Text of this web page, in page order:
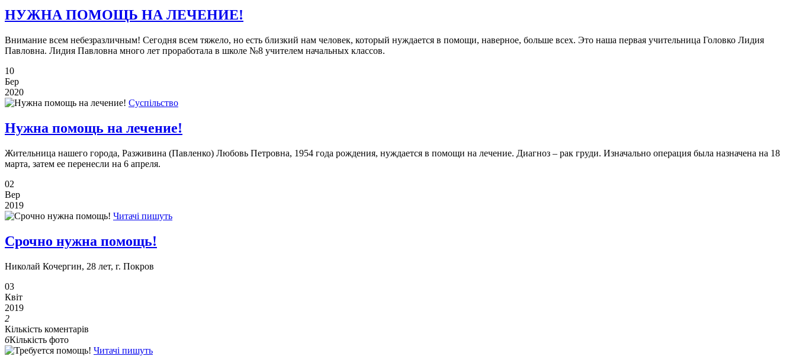
НУЖНА ПОМОЩЬ НА ЛЕЧЕНИЕ!
Внимание всем небезразличным! Сегодня всем тяжело, но есть близкий нам человек, который нуждается в помощи, наверное, больше всех. Это наша первая учительница Головко Лидия
Павловна. Лидия Павловна много лет проработала в школе №8 учителем начальных классов.
10
Бер
2020
Суспільство
Нужна помощь на лечение!
Жительница нашего города, Разживина (Павленко) Любовь Петровна, 1954 года рождения, нуждается в помощи на лечение. Диагноз – рак груди. Изначально операция была назначена на 18
марта, затем ее перенесли на 6 апреля.
02
Вер
2019
Читачі пишуть
Срочно нужна помощь!
Николай Кочергин, 28 лет, г. Покров
03
Квіт
2019
2
Кількість коментарів
6Кількість фото
Читачі пишуть